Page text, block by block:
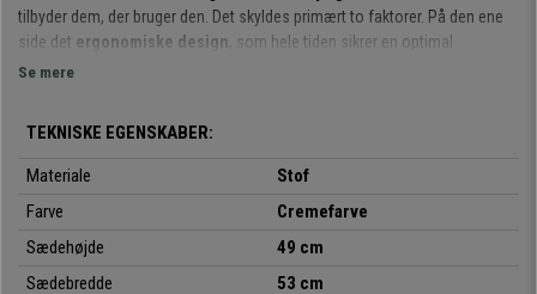
tilbyder dem, der bruger den. Det skyldes primært to faktorer. På den ene
side det ergonomiske design , som hele tiden sikrer en optimal
rygholdning. På den anden side det
billederne for at forstå, at det er en
attraktiv model med meget
omhyggelige detaljer og udførelser. Det er vigtigt ikke at overse nogen
detaljer, når man indretter et kontor, og med denne stol er man sikker på
succes. Dens
hvor du beslutter dig for at placere den.
Se mere
TEKNISKE EGENSKABER:
Materiale
Stof
Farve
Cremefarve
Sædehøjde
49 cm
Sædebredde
53 cm